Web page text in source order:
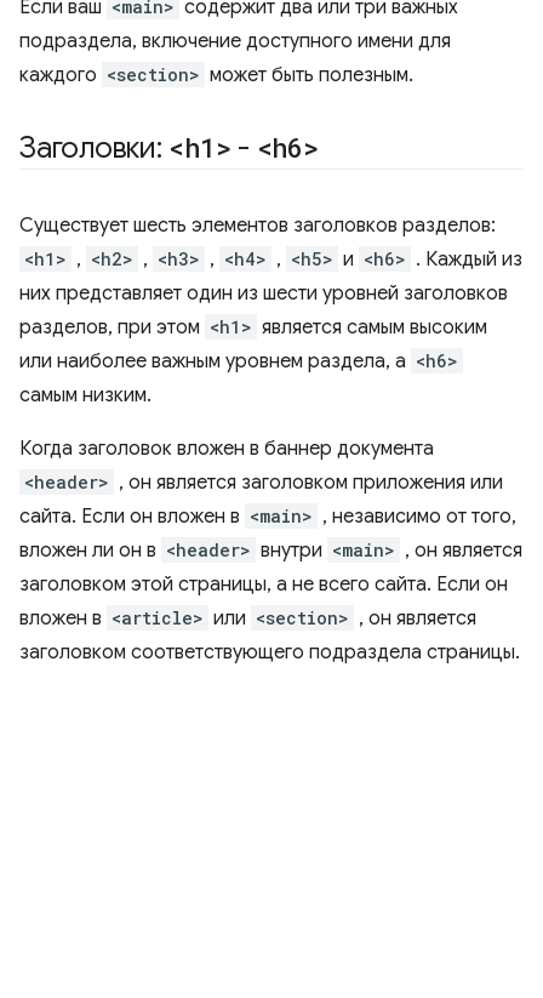
Если ваш <main> содержит два или три важных
подраздела, включение доступного имени для
каждого <section> может быть полезным.
Заголовки: <h1> - <h6>
Существует шесть элементов заголовков разделов:
<h1> , <h2> , <h3> , <h4> , <h5> и <h6> . Каждый из
них представляет один из шести уровней заголовков
разделов, при этом <h1> является самым высоким
или наиболее важным уровнем раздела, а <h6>
самым низким.
Когда заголовок вложен в баннер документа
<header> , он является заголовком приложения или
сайта. Если он вложен в <main> , независимо от того,
вложен ли он в <header> внутри <main> , он является
заголовком этой страницы, а не всего сайта. Если он
вложен в <article> или <section> , он является
заголовком соответствующего подраздела страницы.